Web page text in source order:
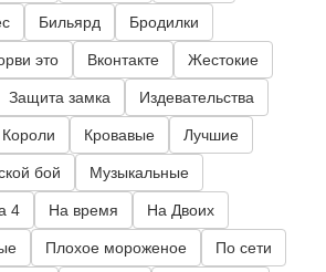
Бильярд Бродилки
это Вконтакте Жестокие
Защита замка Издевательства
Короли Кровавые Лучшие
бой Музыкальные
4 На время На Двоих
Плохое мороженое По сети